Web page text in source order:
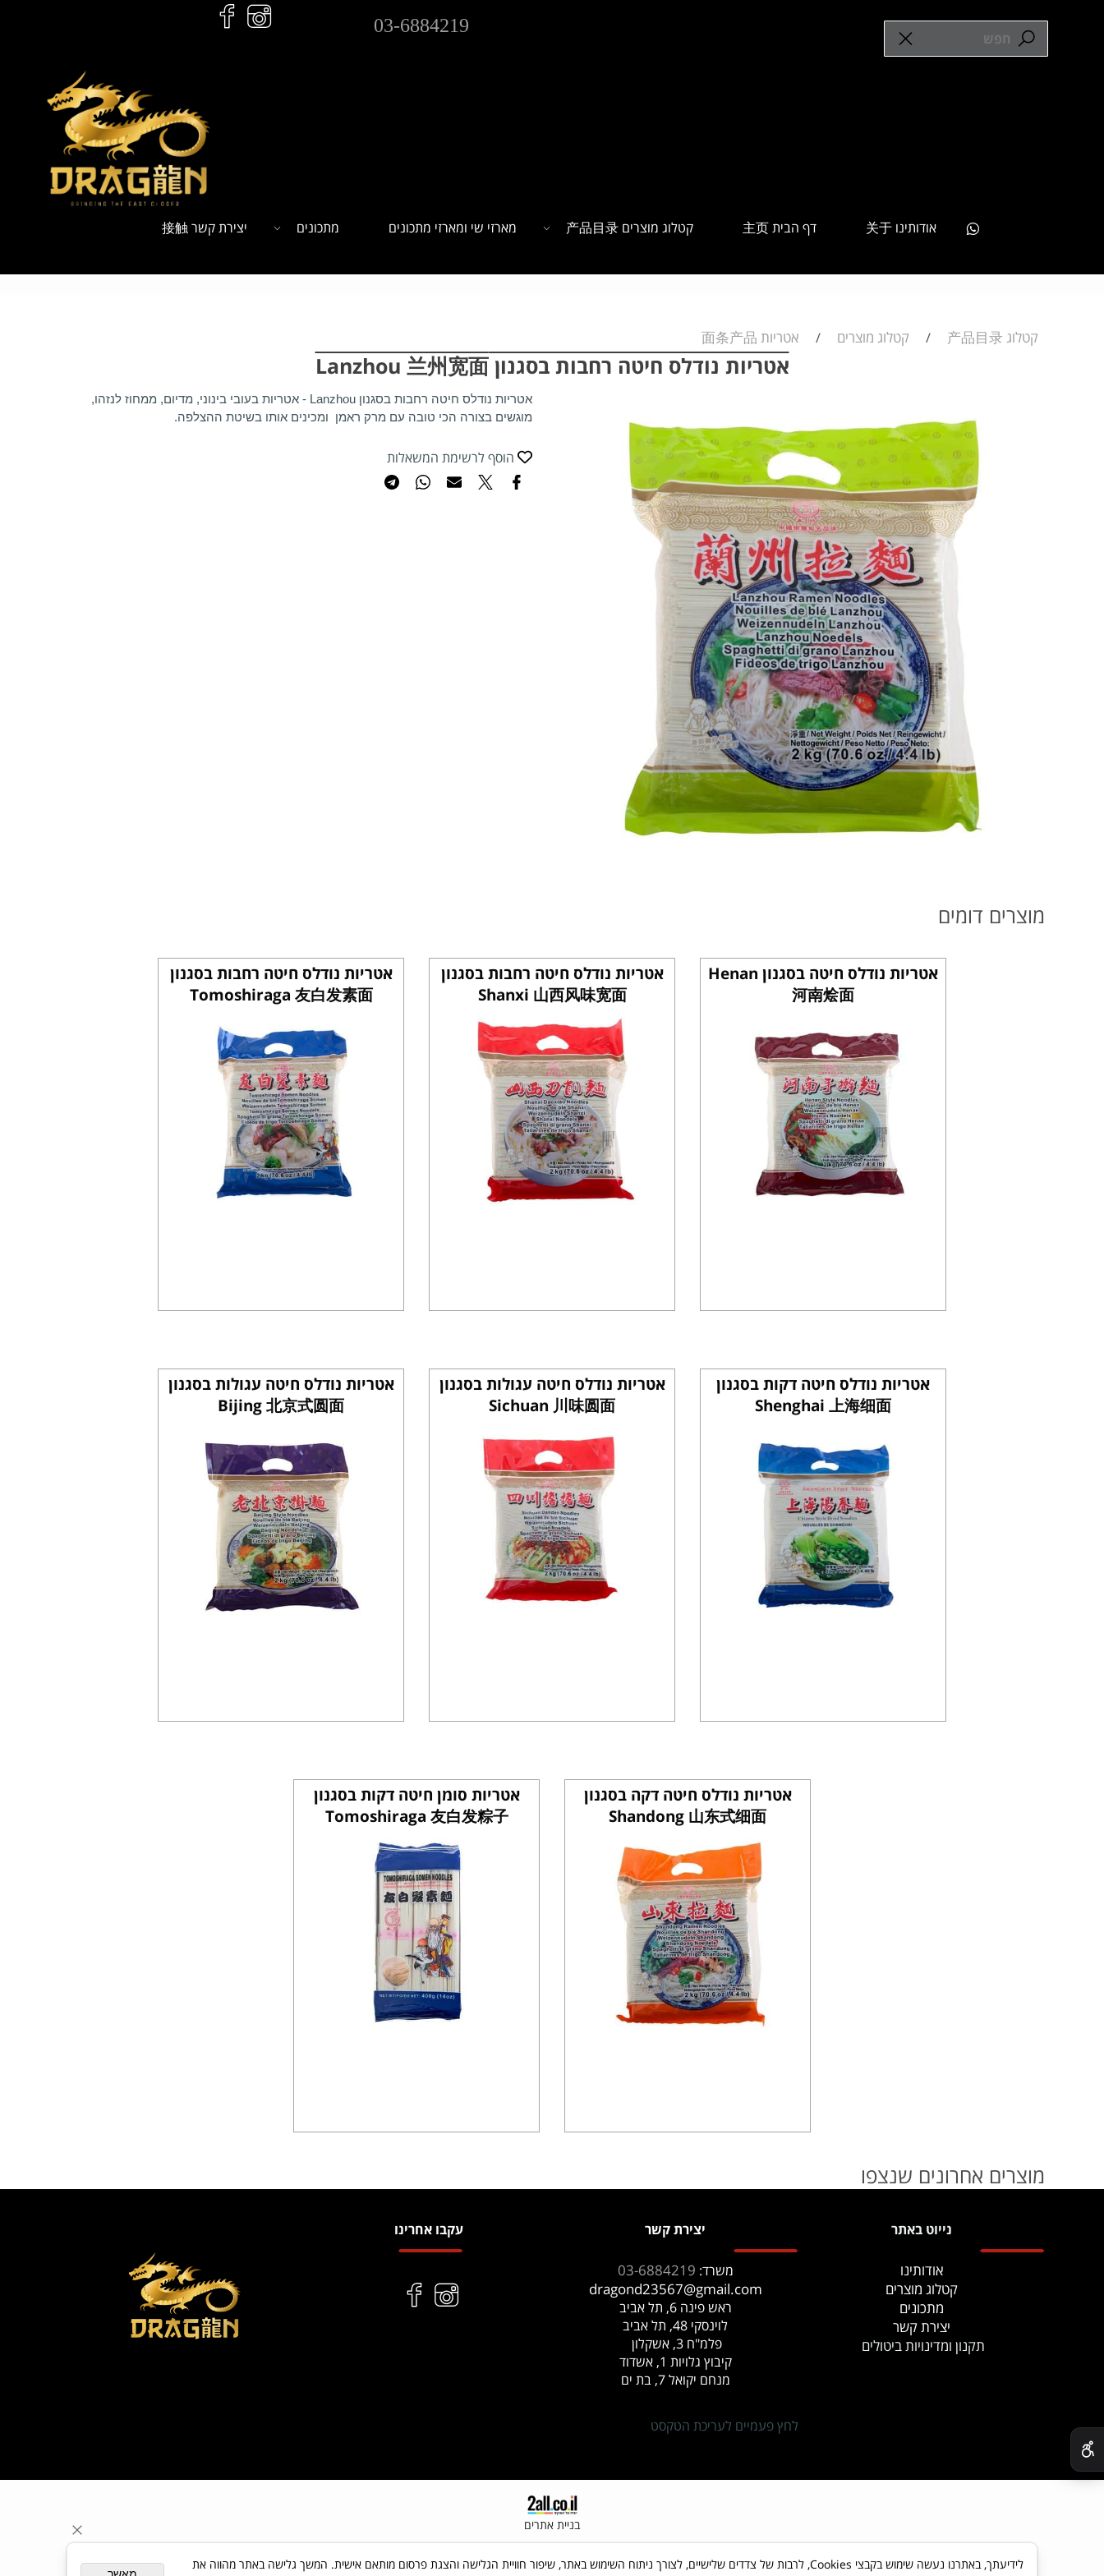
03-6884219
אודותינו 关于 דף הבית 主页 קטלוג מוצרים 产品目录 מארזי שי ומארזי מתכונים מתכונים יצירת קשר 接触
קטלוג 产品目录 / קטלוג מוצרים / אטריות 面条产品
אטריות נודלס חיטה רחבות בסגנון Lanzhou 兰州宽面
אטריות נודלס חיטה רחבות בסגנון Lanzhou - אטריות בעובי בינוני, מדיום, ממחוז לנזהו,
מוגשים בצורה הכי טובה עם מרק ראמן ומכינים אותו בשיטת ההצלפה.
הוסף לרשימת המשאלות
מוצרים דומים
אטריות נודלס חיטה בסגנון Henan
河南烩面
אטריות נודלס חיטה רחבות בסגנון
Shanxi 山西风味宽面
אטריות נודלס חיטה רחבות בסגנון
Tomoshiraga 友白发素面
אטריות נודלס חיטה דקות בסגנון
Shenghai 上海细面
אטריות נודלס חיטה עגולות בסגנון
Sichuan 川味圆面
אטריות נודלס חיטה עגולות בסגנון
Bijing 北京式圆面
אטריות נודלס חיטה דקה בסגנון
Shandong 山东式细面
אטריות סומן חיטה דקות בסגנון
Tomoshiraga 友白发粽子
מוצרים אחרונים שנצפו
נייוט באתר
אודותינו
קטלוג מוצרים
מתכונים
יצירת קשר
תקנון ומדינויות ביטולים
יצירת קשר
משרד: 03-6884219
dragond23567@gmail.com
ראש פינה 6, תל אביב
לוינסקי 48, תל אביב
פלמ"ח 3, אשקלון
קיבוץ גלויות 1, אשדוד
מנחם יקואל 7, בת ים
לחץ פעמיים לעריכת הטקסט
עקבו אחרינו
בניית אתרים
לידיעתך, באתרנו נעשה שימוש בקבצי Cookies, לרבות של צדדים שלישיים, לצורך ניתוח השימוש באתר, שיפור חוויית הגלישה והצגת פרסום מותאם אישית. המשך גלישה באתר מהווה את